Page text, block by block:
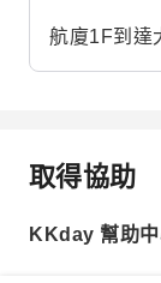
航廈1F到達
取得協助
KKday 幫助